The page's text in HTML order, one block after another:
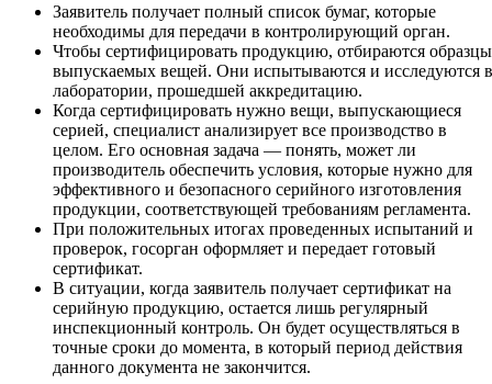
Заявитель получает полный список бумаг, которые
необходимы для передачи в контролирующий орган.
Чтобы сертифицировать продукцию, отбираются образцы
выпускаемых вещей. Они испытываются и исследуются в
лаборатории, прошедшей аккредитацию.
Когда сертифицировать нужно вещи, выпускающиеся
серией, специалист анализирует все производство в
целом. Его основная задача — понять, может ли
производитель обеспечить условия, которые нужно для
эффективного и безопасного серийного изготовления
продукции, соответствующей требованиям регламента.
При положительных итогах проведенных испытаний и
проверок, госорган оформляет и передает готовый
сертификат.
В ситуации, когда заявитель получает сертификат на
серийную продукцию, остается лишь регулярный
инспекционный контроль. Он будет осуществляться в
точные сроки до момента, в который период действия
данного документа не закончится.